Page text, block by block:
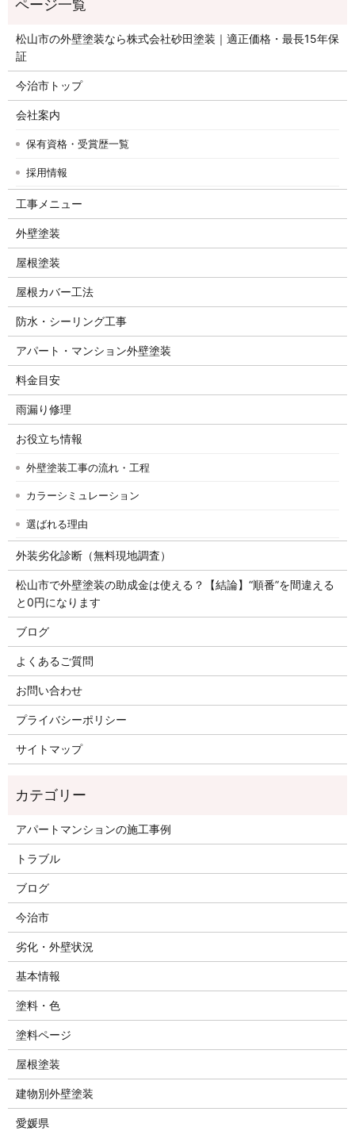
松山市の外壁塗装なら株式会社砂田塗装｜適正価格・最長15年保
証
今治市トップ
会社案内
保有資格・受賞歴一覧
採用情報
工事メニュー
外壁塗装
屋根塗装
屋根カバー工法
防水・シーリング工事
アパート・マンション外壁塗装
料金目安
雨漏り修理
お役立ち情報
外壁塗装工事の流れ・工程
カラーシミュレーション
選ばれる理由
外装劣化診断（無料現地調査）
松山市で外壁塗装の助成金は使える？【結論】“順番”を間違える
と0円になります
ブログ
よくあるご質問
お問い合わせ
プライバシーポリシー
サイトマップ
アパートマンションの施工事例
トラブル
ブログ
今治市
劣化・外壁状況
基本情報
塗料・色
塗料ページ
屋根塗装
建物別外壁塗装
愛媛県